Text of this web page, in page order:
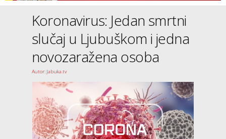
Koronavirus: Jedan smrtni
slučaj u Ljubuškom i jedna
novozaražena osoba
Autor: Jabuka.tv